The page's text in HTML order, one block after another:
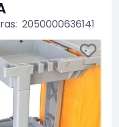
2050000636141